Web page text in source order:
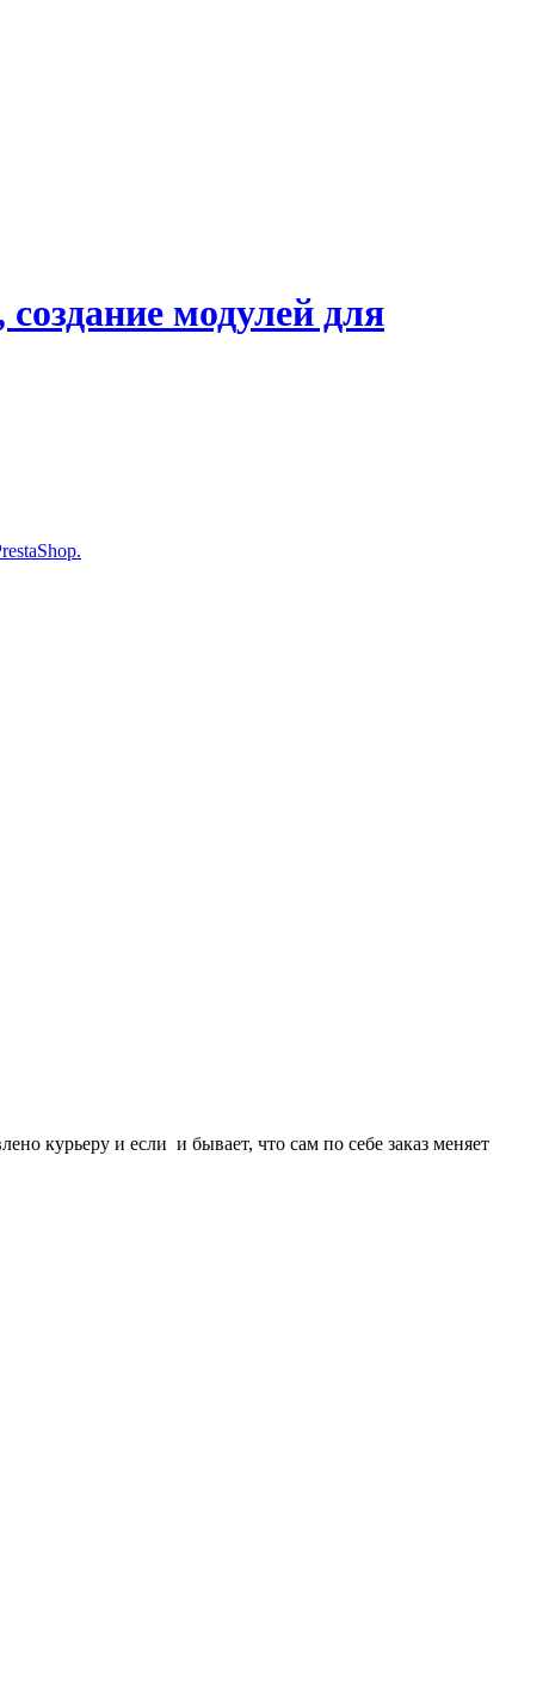
курьеру и если и бывает, что сам по себе заказ меняет